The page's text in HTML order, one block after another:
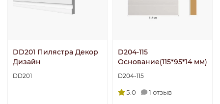
DD201 Пилястра Декор
Дизайн
DD201
D204-115
Основание(115*95*14 мм)
D204-115
5.0 1 отзыв